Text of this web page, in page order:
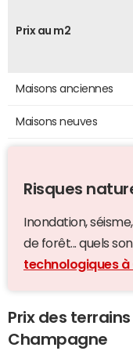
Prix au m2
Maisons anciennes
Maisons neuves
Risques
Inondation,
de forêt... quels
technologiques
Prix des
Champagne